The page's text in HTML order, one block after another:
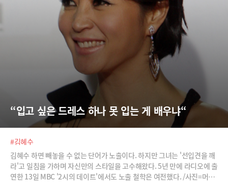
“입고 싶은 드레스 하나 못 입는 게 배우냐“
#김혜수
김혜수 하면 빼놓을 수 없는 단어가 노출이다. 하지만 그녀는 '선입견을 깨
라'고 일침을 가하며 자신만의 스타일을 고수해왔다. 5년 만에 라디오에 출
연한 13일 MBC '2시의 데이트'에서도 노출 철학은 여전했다. /사진=머니